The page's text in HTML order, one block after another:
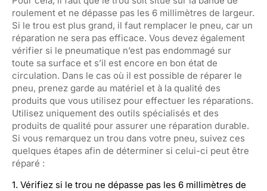
roulement et ne dépasse pas les 6 millimètres de largeur.
Si le trou est plus grand, il faut remplacer le pneu, car un
réparation ne sera pas efficace. Vous devez également
vérifier si le pneumatique n’est pas endommagé sur
toute sa surface et s’il est encore en bon état de
circulation. Dans le cas où il est possible de réparer le
pneu, prenez garde au matériel et à la qualité des
produits que vous utilisez pour effectuer les réparations.
Utilisez uniquement des outils spécialisés et des
produits de qualité pour assurer une réparation durable.
Si vous remarquez un trou dans votre pneu, suivez ces
quelques étapes afin de déterminer si celui-ci peut être
réparé :
1. Vérifiez si le trou ne dépasse pas les 6 millimètres de